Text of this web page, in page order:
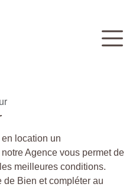
location un
Agence vous permet de
meilleures conditions.
Bien et compléter au